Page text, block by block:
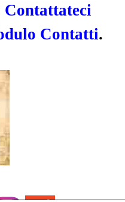
Contattateci
Contatti.